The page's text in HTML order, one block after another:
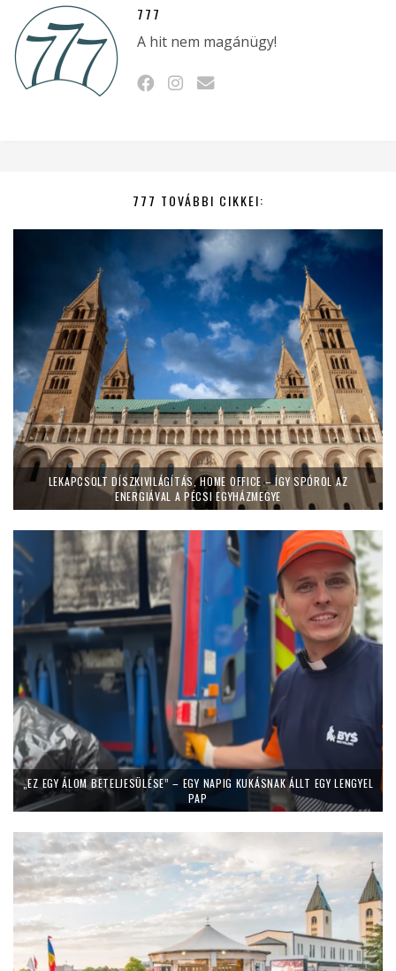
777
A hit nem magánügy!
777 TOVÁBBI CIKKEI:
LEKAPCSOLT DÍSZKIVILÁGÍTÁS, HOME OFFICE – ÍGY SPÓROL AZ
ENERGIÁVAL A PÉCSI EGYHÁZMEGYE
„EZ EGY ÁLOM BETELJESÜLÉSE” – EGY NAPIG KUKÁSNAK ÁLLT EGY LENGYEL
PAP